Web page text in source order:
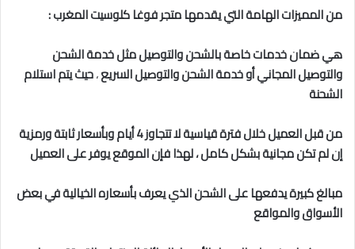
من المميزات الهامة التي يقدمها متجر فوغا كلوسيت المغرب :
هي ضمان خدمات خاصة بالشحن والتوصيل مثل خدمة الشحن
والتوصيل المجاني أو خدمة الشحن والتوصيل السريع،حيث يتم استلام
الشحنة
من قبل العميل خلال فترة قياسية لا تتجاوز 4 أيام وبأسعار ثابتة ورمزية
إن لم تكن مجانية بشكل كامل ، لهذا فإن الموقع يوفر على العميل
مبالغ كبيرة يدفعها على الشحن الذي يعرف بأسعاره الخيالية في بعض
الأسواق والمواقع